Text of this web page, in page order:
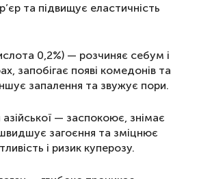
та підвищує еластичність
0,2%) — розчиняє себум і
запобігає появі комедонів та
запалення та звужує пори.
— заспокоює, знімає
загоєння та зміцнює
і ризик куперозу.